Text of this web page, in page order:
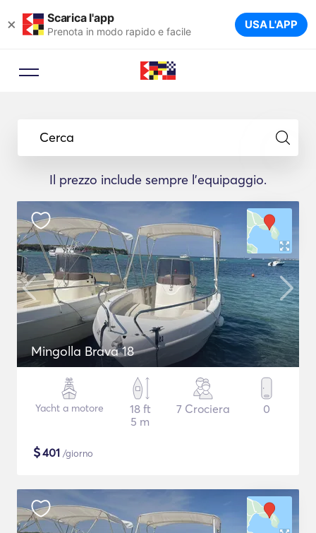
× Scarica l'app
Prenota in modo rapido e facile USA L'APP
Cerca
Il prezzo include sempre l'equipaggio.
Mingolla Brava 18
Yacht a motore
18 ft
5 m
7 Crociera 0
$401 /giorno